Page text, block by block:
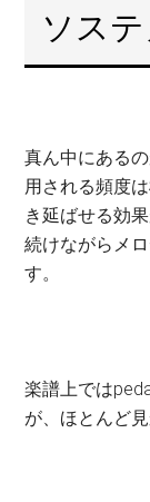
ソス
真ん中にある
用される頻度
き延ばせる効
続けながらメ
す。
楽譜上では
が、ほとんど